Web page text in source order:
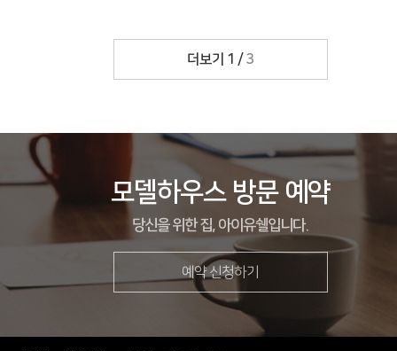
현장 경상북도 경산시 상방동 255 외 15필지
더보기 1 / 3
모델하우스 방문 예약
당신을 위한 집, 아이유쉘입니다.
예약 신청하기